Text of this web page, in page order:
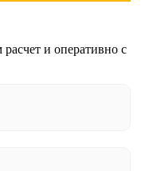
и оперативно с